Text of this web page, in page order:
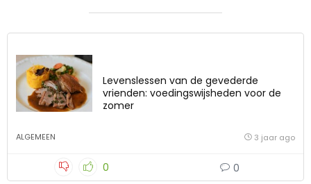
Levenslessen van de gevederde
vrienden: voedingswijsheden voor de
zomer
ALGEMEEN 3 jaar ago
0 0